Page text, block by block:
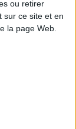
ou retirer
sur ce site et en
la page Web.